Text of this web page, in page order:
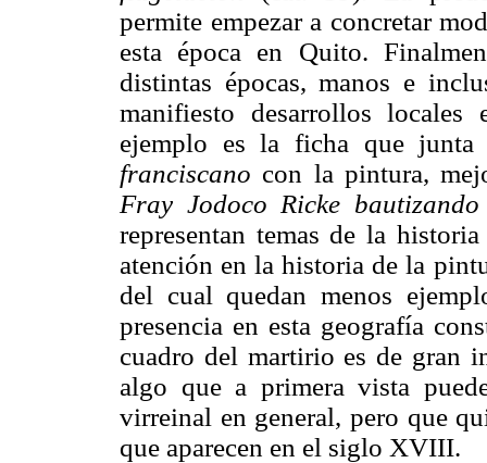
permite empezar a concretar
esta época en Quito.
distintas épocas, manos e
manifiesto desarrollos
ejemplo es la ficha que
franciscano con la pintura,
Fray Jodoco Ricke
representan temas de la
atención en la historia de la
del cual ­quedan menos
presencia en esta geografía
cuadro del martirio es de gran
algo que a primera vista
virreinal en general, pero que
que aparecen en el siglo XVIII.